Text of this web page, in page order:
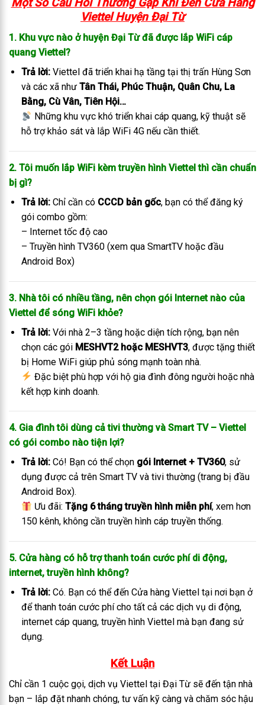
Một Số Câu Hỏi Thường Gặp Khi Đến Cửa Hàng
Viettel Huyện Đại Từ
1. Khu vực nào ở huyện Đại Từ đã được lắp WiFi cáp
quang Viettel?
Trả lời:Viettel đã triển khai hạ tầng tại thị trấn Hùng Sơn
và các xã như Tân Thái, Phúc Thuận, Quân Chu, La
Bằng, Cù Vân, Tiên Hội…
Những khu vực khó triển khai cáp quang, kỹ thuật sẽ
hỗ trợ khảo sát và lắp WiFi 4G nếu cần thiết.
2. Tôi muốn lắp WiFi kèm truyền hình Viettel thì cần chuẩn
bị gì?
Trả lời:Chỉ cần có CCCD bản gốc, bạn có thể đăng ký
gói combo gồm:
– Internet tốc độ cao
– Truyền hình TV360 (xem qua SmartTV hoặc đầu
Android Box)
3. Nhà tôi có nhiều tầng, nên chọn gói Internet nào của
Viettel để sóng WiFi khỏe?
Trả lời:Với nhà 2–3 tầng hoặc diện tích rộng, bạn nên
chọn các gói MESHVT2 hoặc MESHVT3, được tặng thiết
bị Home WiFi giúp phủ sóng mạnh toàn nhà.
Đặc biệt phù hợp với hộ gia đình đông người hoặc nhà
kết hợp kinh doanh.
4. Gia đình tôi dùng cả tivi thường và Smart TV – Viettel
có gói combo nào tiện lợi?
Trả lời:Có! Bạn có thể chọn gói Internet + TV360, sử
dụng được cả trên Smart TV và tivi thường (trang bị đầu
Android Box).
Ưu đãi:Tặng 6 tháng truyền hình miễn phí, xem hơn
150 kênh, không cần truyền hình cáp truyền thống.
5. Cửa hàng có hỗ trợ thanh toán cước phí di động,
internet, truyền hình không?
Trả lời:Có. Bạn có thể đến Cửa hàng Viettel tại nơi bạn ở
để thanh toán cước phí cho tất cả các dịch vụ di động,
internet cáp quang, truyền hình Viettel mà bạn đang sử
dụng.
Kết Luận
Chỉ cần 1 cuộc gọi, dịch vụ Viettel tại Đại Từ sẽ đến tận nhà
bạn – lắp đặt nhanh chóng, tư vấn kỹ càng và chăm sóc hậu